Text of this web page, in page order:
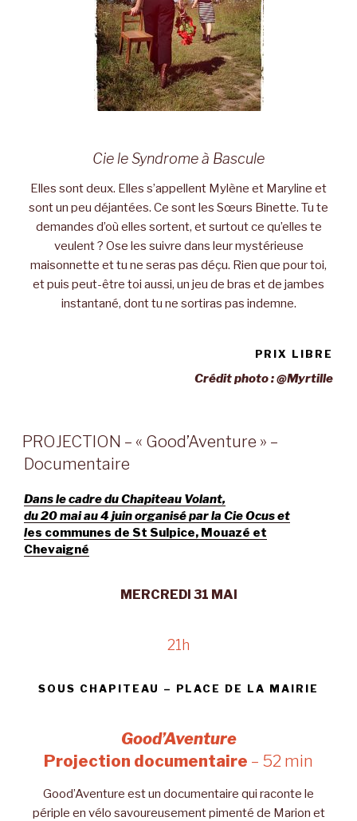
Cie le Syndrome à Bascule
Elles sont deux. Elles s’appellent Mylène et Maryline et
sont un peu déjantées. Ce sont les Sœurs Binette. Tu te
demandes d’où elles sortent, et surtout ce qu’elles te
veulent ? Ose les suivre dans leur mystérieuse
maisonnette et tu ne seras pas déçu. Rien que pour toi,
et puis peut-être toi aussi, un jeu de bras et de jambes
instantané, dont tu ne sortiras pas indemne.
PRIX LIBRE
Crédit photo : @Myrtille
PROJECTION – « Good’Aventure » –
Documentaire
Dans le cadre du Chapiteau Volant,
du 20 mai au 4 juin organisé par la Cie Ocus et
les communes de St Sulpice, Mouazé et
Chevaigné
MERCREDI 31 MAI
21h
SOUS CHAPITEAU – PLACE DE LA MAIRIE
Good’Aventure
Projection documentaire – 52 min
Good’Aventure est un documentaire qui raconte le
périple en vélo savoureusement pimenté de Marion et